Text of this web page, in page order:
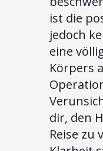
ist die
jedoch
eine
Körpers
dir, den
Reise zu